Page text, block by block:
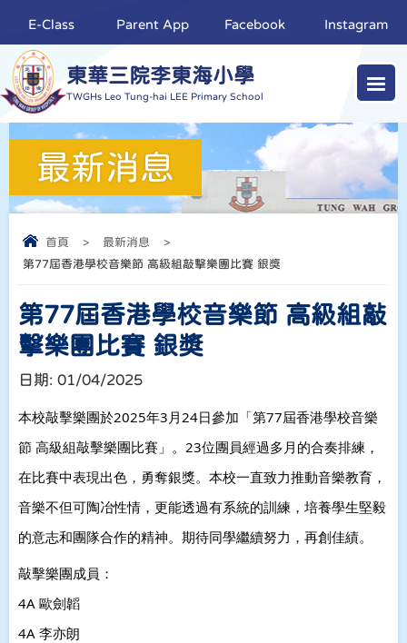
東華三院李東海小學
TWGHs Leo Tung-hai LEE Primary School
E-Class Parent App Facebook Instagram
最新消息
首頁 > 最新消息
>
第77屆香港學校音樂節 高級組敲擊樂團比賽 銀獎
第77屆香港學校音樂節 高級組敲
擊樂團比賽 銀獎
日期: 01/04/2025
本校敲擊樂團於2025年3月24日參加「第77屆香港學校音樂
節 高級組敲擊樂團比賽」。23位團員經過多月的合奏排練，
在比賽中表現出色，勇奪銀獎。本校一直致力推動音樂教育，
音樂不但可陶冶性情，更能透過有系統的訓練，培養學生堅毅
的意志和團隊合作的精神。期待同學繼續努力，再創佳績。
敲擊樂團成員：
4A 歐劍韜
4A 李亦朗